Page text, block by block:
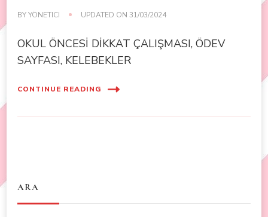
BYYÖNETICI UPDATED ON 31/03/2024
OKUL ÖNCESİ DİKKAT ÇALIŞMASI, ÖDEV
SAYFASI, KELEBEKLER
CONTINUE READING
ARA